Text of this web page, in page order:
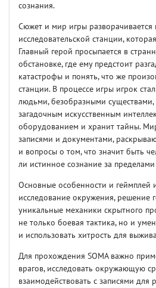
сознания.
Сюжет и мир игры разворачивается
исследовательской станции,
Главный герой просыпается в
обстановке, где ему предстоит
катастрофы и понять, что же
станции. В процессе игры игрок
людьми, безобразными
загадочным искусственным
оборудованием и хранит тайны.
записями и документами,
и вопросы о том, что значит быть
ли истинное сознание за пределами
Основные особенности и геймплей
исследование окружения, решение
уникальные механики скрытного
не только боевая тактика, но и
и использовать хитрость для
Для прохождения SOMA важно
врагов, исследовать окружающую
взаимодействовать с записями для